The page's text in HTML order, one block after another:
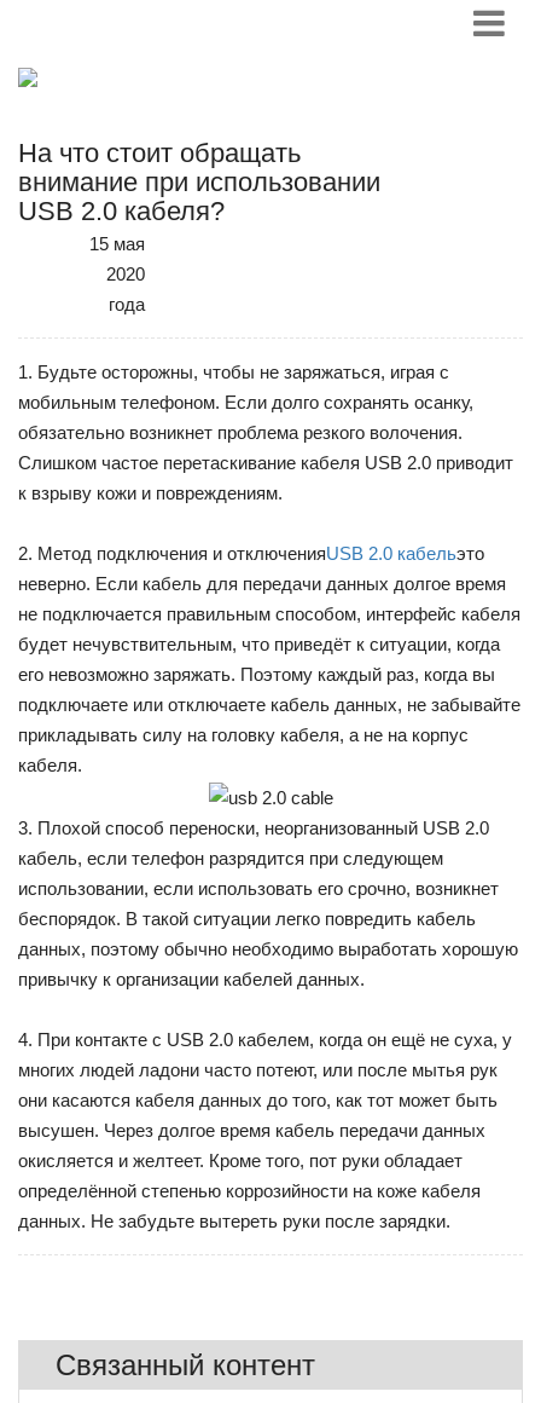
На что стоит обращать
внимание при использовании
USB 2.0 кабеля?
15 мая
2020
года
1. Будьте осторожны, чтобы не заряжаться, играя с
мобильным телефоном. Если долго сохранять осанку,
обязательно возникнет проблема резкого волочения.
Слишком частое перетаскивание кабеля USB 2.0 приводит
к взрыву кожи и повреждениям.
2. Метод подключения и отключенияUSB 2.0 кабельэто
неверно. Если кабель для передачи данных долгое время
не подключается правильным способом, интерфейс кабеля
будет нечувствительным, что приведёт к ситуации, когда
его невозможно заряжать. Поэтому каждый раз, когда вы
подключаете или отключаете кабель данных, не забывайте
прикладывать силу на головку кабеля, а не на корпус
кабеля.
3. Плохой способ переноски, неорганизованный USB 2.0
кабель, если телефон разрядится при следующем
использовании, если использовать его срочно, возникнет
беспорядок. В такой ситуации легко повредить кабель
данных, поэтому обычно необходимо выработать хорошую
привычку к организации кабелей данных.
4. При контакте с USB 2.0 кабелем, когда он ещё не суха, у
многих людей ладони часто потеют, или после мытья рук
они касаются кабеля данных до того, как тот может быть
высушен. Через долгое время кабель передачи данных
окисляется и желтеет. Кроме того, пот руки обладает
определённой степенью коррозийности на коже кабеля
данных. Не забудьте вытереть руки после зарядки.
Связанный контент